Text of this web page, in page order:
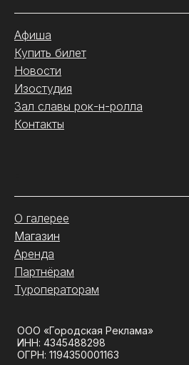
Афиша
Купить билет
Новости
Изостудия
Зал славы рок-н-ролла
Контакты
О галерее
Магазин
Аренда
Партнёрам
Туроператорам
ООО «Городская Реклама»
ИНН: 4345488298
ОГРН: 1194350001163